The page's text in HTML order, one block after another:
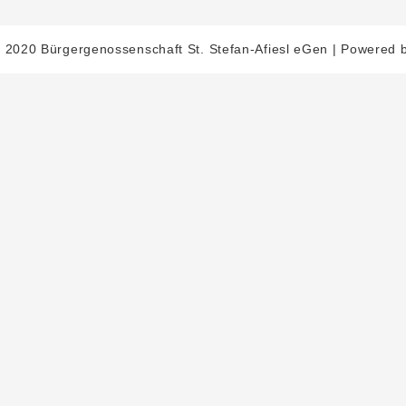
2020 Bürgergenossenschaft St. Stefan-Afiesl eGen | Powered